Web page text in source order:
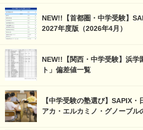
NEW!!【首都圏・中学受験】
2027年度版（2026年4月）
NEW!!【関西・中学受験】浜学
ト」偏差値一覧
【中学受験の塾選び】SAPIX
アカ・エルカミノ・グノーブル